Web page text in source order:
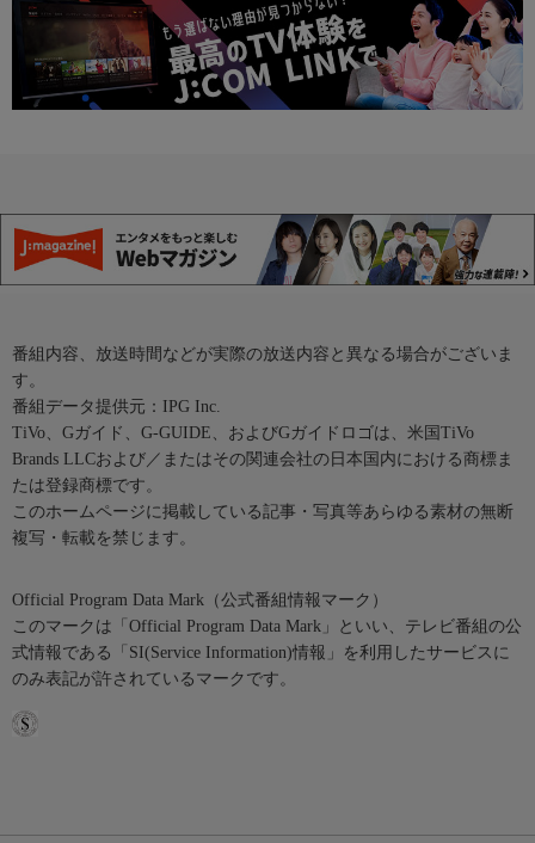
番組内容、放送時間などが実際の放送内容と異なる場合がございま
す。
番組データ提供元：IPG Inc.
TiVo、Gガイド、G-GUIDE、およびGガイドロゴは、米国TiVo
Brands LLCおよび／またはその関連会社の日本国内における商標ま
たは登録商標です。
このホームページに掲載している記事・写真等あらゆる素材の無断
複写・転載を禁じます。
Official Program Data Mark（公式番組情報マーク）
このマークは「Official Program Data Mark」といい、テレビ番組の公
式情報である「SI(Service Information)情報」を利用したサービスに
のみ表記が許されているマークです。